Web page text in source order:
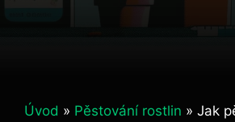
Úvod » Pěstování rostlin » Jak